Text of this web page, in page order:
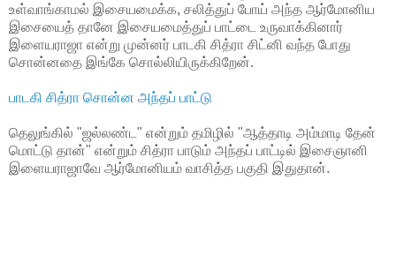
உள்வாங்காமல் இசையமைக்க, சலித்துப் போய் அந்த ஆர்மோனிய
இசையைத் தானே இசையமைத்துப் பாட்டை உருவாக்கினார்
இளையராஜா என்று முன்னர் பாடகி சித்ரா சிட்னி வந்த போது
சொன்னதை இங்கே சொல்லியிருக்கிறேன்.
பாடகி சித்ரா சொன்ன அந்தப் பாட்டு
தெலுங்கில் "ஜல்லண்ட" என்றும் தமிழில் "ஆத்தாடி அம்மாடி தேன்
மொட்டு தான்" என்றும் சித்ரா பாடும் அந்தப் பாட்டில் இசைஞானி
இளையராஜாவே ஆர்மோனியம் வாசித்த பகுதி இதுதான்.